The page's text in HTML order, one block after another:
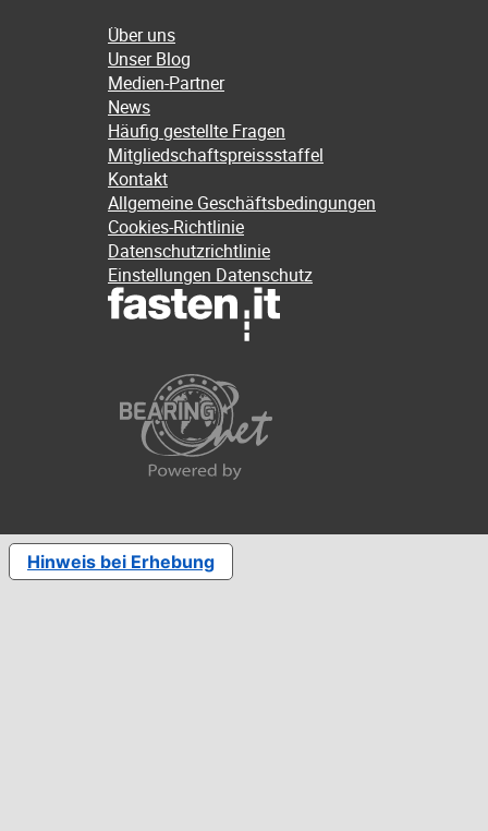
Über uns
Unser Blog
Medien-Partner
News
Häufig gestellte Fragen
Mitgliedschaftspreissstaffel
Kontakt
Allgemeine Geschäftsbedingungen
Cookies-Richtlinie
Datenschutzrichtlinie
Einstellungen Datenschutz
Hinweis bei Erhebung